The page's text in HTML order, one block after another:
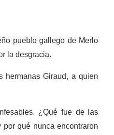
pueblo gallego de Merlo
la desgracia.
hermanas Giraud, a quien
¿Qué fue de las
qué nunca encontraron